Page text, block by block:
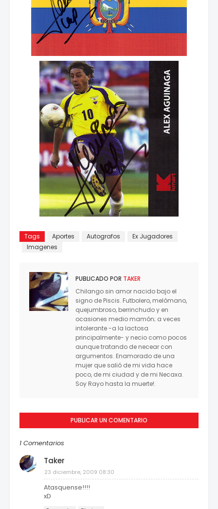
Tags Aportes Autografos
Ex Jugadores
Imagenes
PUBLICADO POR TAKER
Chilango sin amor nacido bajo el
signo de Piscis. Futbolero, melómano,
quejumbroso, berrinchudo y en
ocasiones medio mamón; a veces
intolerante -a la lactosa
principalmente- y necio como pocos
aunque tratando de necear con
argumentos. Enamorado de una
mujer que salió de mi vida hace
poco, de mi ciudad y de mi Necaxa.
Soy Rayo hasta la muerte!.
PUBLICAR UN COMENTARIO
1 Comentarios
Taker
23 diciembre, 2009 08:30
Atasquense!!!!
xD